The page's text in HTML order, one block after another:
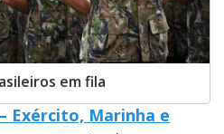
em fila
Exército, Marinha e